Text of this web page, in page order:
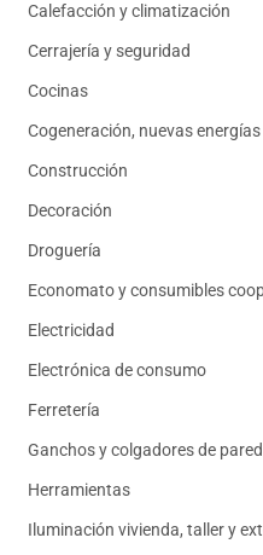
Calefacción y climatización
Cerrajería y seguridad
Cocinas
Cogeneración, nuevas
Construcción
Decoración
Droguería
Economato y consumibles
Electricidad
Electrónica de consumo
Ferretería
Ganchos y colgadores de pared
Herramientas
Iluminación vivienda, taller y